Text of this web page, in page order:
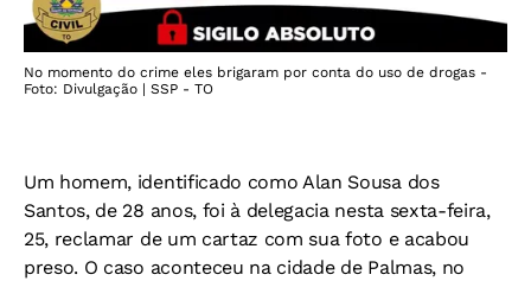
No momento do crime eles brigaram por conta do uso de drogas -
Foto: Divulgação | SSP - TO
Um homem, identificado como Alan Sousa dos
Santos, de 28 anos, foi à delegacia nesta sexta-feira,
25, reclamar de um cartaz com sua foto e acabou
preso. O caso aconteceu na cidade de Palmas, no